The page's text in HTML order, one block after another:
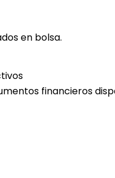
en bolsa.
financieros